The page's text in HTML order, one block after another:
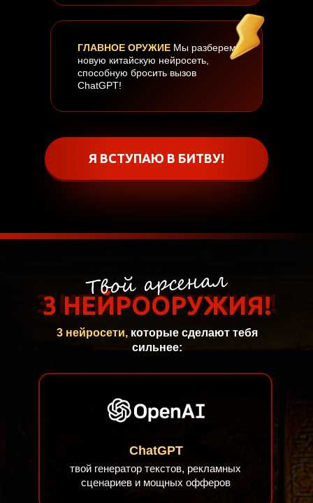
Я ВСТУПАЮ В БИТВУ!
ГЛАВНОЕ ОРУЖИЕ Мы разберем
новую китайскую нейросеть,
способную бросить вызов
ChatGPT!
3 НЕЙРООРУЖИЯ!
3 НЕЙРООРУЖИЯ!
ChatGPT
твой генератор текстов, рекламных
сценариев и мощных офферов
3 нейросети,которые сделают тебя
сильнее: